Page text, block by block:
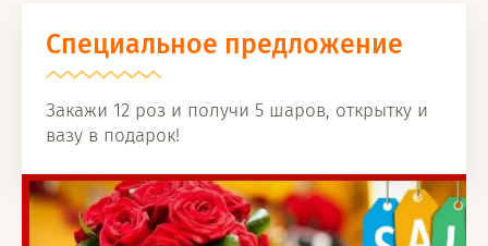
Специальное предложение
Закажи 12 роз и получи 5 шаров, открытку и
вазу в подарок!